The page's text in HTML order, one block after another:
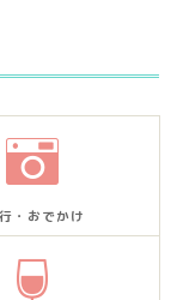
・おでかけ